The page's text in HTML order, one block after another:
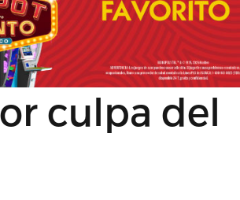
culpa del